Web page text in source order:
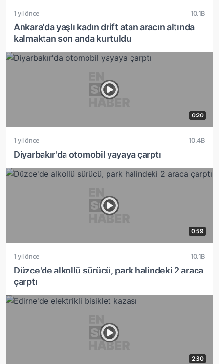
1 yıl önce 10.1B
Ankara'da yaşlı kadın drift atan aracın altında
kalmaktan son anda kurtuldu
0:20
1 yıl önce 10.4B
Diyarbakır'da otomobil yayaya çarptı
0:59
1 yıl önce 10.1B
Düzce'de alkollü sürücü, park halindeki 2 araca
çarptı
2:30